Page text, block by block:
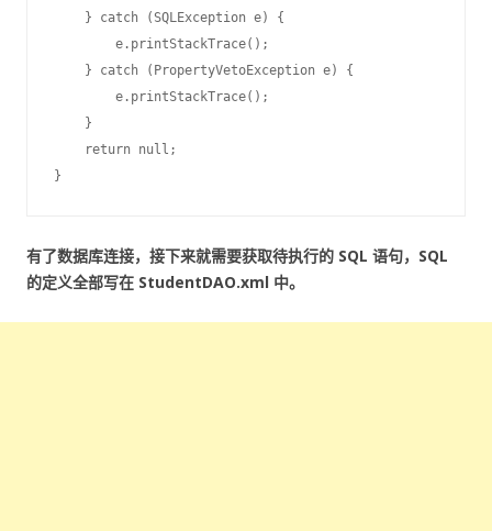
    } catch (SQLException e) {
        e.printStackTrace();
    } catch (PropertyVetoException e) {
        e.printStackTrace();
    }
    return null;
有了数据库连接，接下来就需要获取待执行的 SQL 语句，SQL
的定义全部写在 StudentDAO.xml 中。